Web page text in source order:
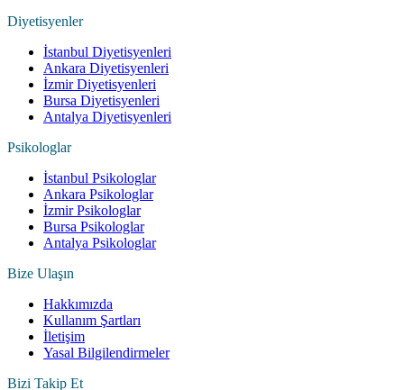
Diyetisyenler
İstanbul Diyetisyenleri
Ankara Diyetisyenleri
İzmir Diyetisyenleri
Bursa Diyetisyenleri
Antalya Diyetisyenleri
Psikologlar
İstanbul Psikologlar
Ankara Psikologlar
İzmir Psikologlar
Bursa Psikologlar
Antalya Psikologlar
Bize Ulaşın
Hakkımızda
Kullanım Şartları
İletişim
Yasal Bilgilendirmeler
Bizi Takip Et